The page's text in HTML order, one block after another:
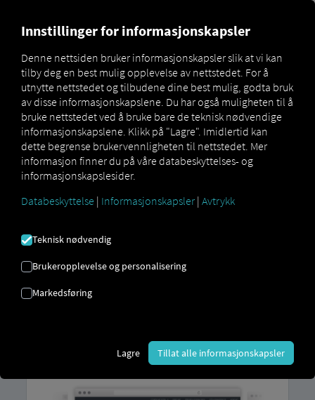
Marketplace Connectors DAF Connect
DAF CONNECT
Integrering av en ekstern leverandør
Har du kjøretøy av dette merket i flåten
plattformenog vis plasseringene deres på
og minst ett kompatibelt kjøretøy
enkelt kobler til kjøretøyene dine selvi
trinnvise instruksjoner.
Innstillinger for informasjonskapsler
Denne nettsiden bruker informasjonskapsler slik at vi kan
tilby deg en best mulig opplevelse av nettstedet. For å
utnytte nettstedet og tilbudene dine best mulig, godta bruk
av disse informasjonskapslene. Du har også muligheten til å
bruke nettstedet ved å bruke bare de teknisk nødvendige
informasjonskapslene. Klikk på "Lagre". Imidlertid kan
dette begrense brukervennligheten til nettstedet. Mer
informasjon finner du på våre databeskyttelses- og
informasjonskapslesider.
Databeskyttelse | Informasjonskapsler | Avtrykk
Teknisk nødvendig
Brukeropplevelse og personalisering
Markedsføring
Lagre Tillat alle informasjonskapsler